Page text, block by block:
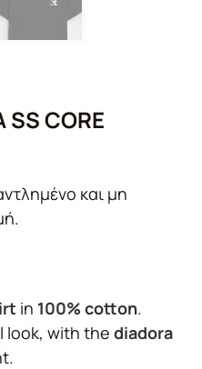
SS CORE
και μη
in 100% cotton.
look, with the diadora